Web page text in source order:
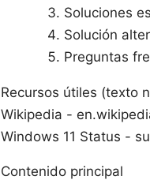
Soluciones
Solución
Preguntas
Recursos útiles (texto
Wikipedia -
Windows 11 Status -
Contenido principal